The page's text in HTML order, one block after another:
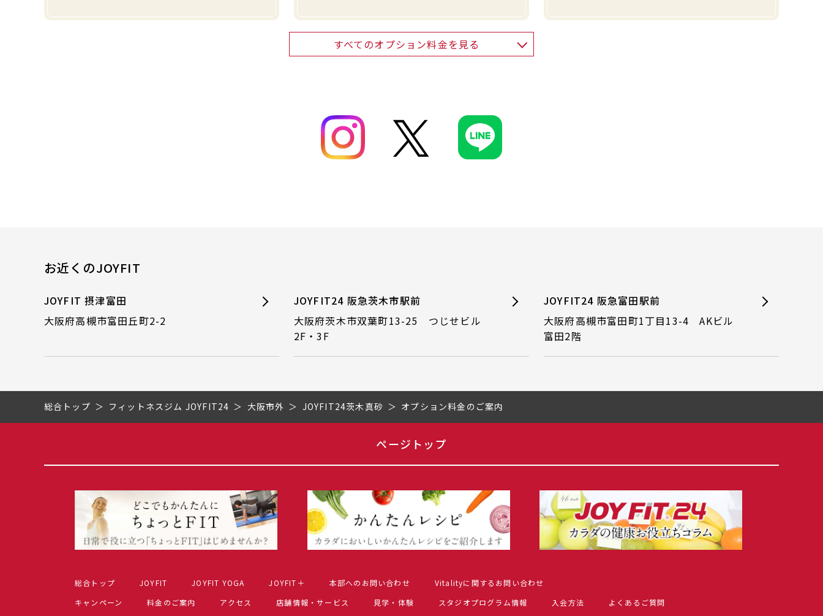
すべてのオプション料金を見る
お近くのJOYFIT
JOYFIT 摂津富田
大阪府高槻市富田丘町2-2
JOYFIT24 阪急茨木市駅前
大阪府茨木市双葉町13-25 つじせビル
2F・3F
JOYFIT24 阪急富田駅前
大阪府高槻市富田町1丁目13-4 AKビル
富田2階
総合トップ フィットネスジム JOYFIT24 大阪市外 JOYFIT24茨木真砂 オプション料金のご案内
ページトップ
総合トップ JOYFIT JOYFIT YOGA JOYFIT＋ 本部へのお問い合わせ
Vitalityに関するお問い合わせ
キャンペーン
料金のご案内 アクセス 店舗情報・サービス 見学・体験 スタジオプログラム情報 入会方法
よくあるご質問